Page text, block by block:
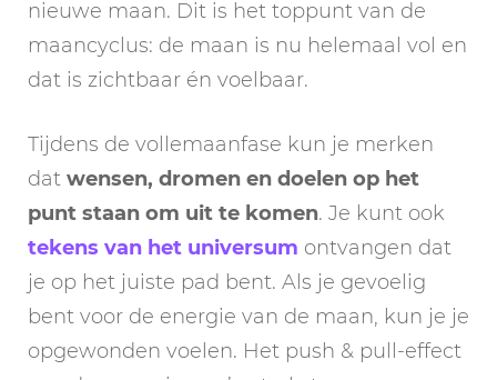
nieuwe maan. Dit is het toppunt van de
maancyclus: de maan is nu helemaal vol en
dat is zichtbaar én voelbaar.
Tijdens de vollemaanfase kun je merken
dat wensen, dromen en doelen op het
punt staan om uit te komen. Je kunt ook
tekens van het universum ontvangen dat
je op het juiste pad bent. Als je gevoelig
bent voor de energie van de maan, kun je je
opgewonden voelen. Het push & pull-effect